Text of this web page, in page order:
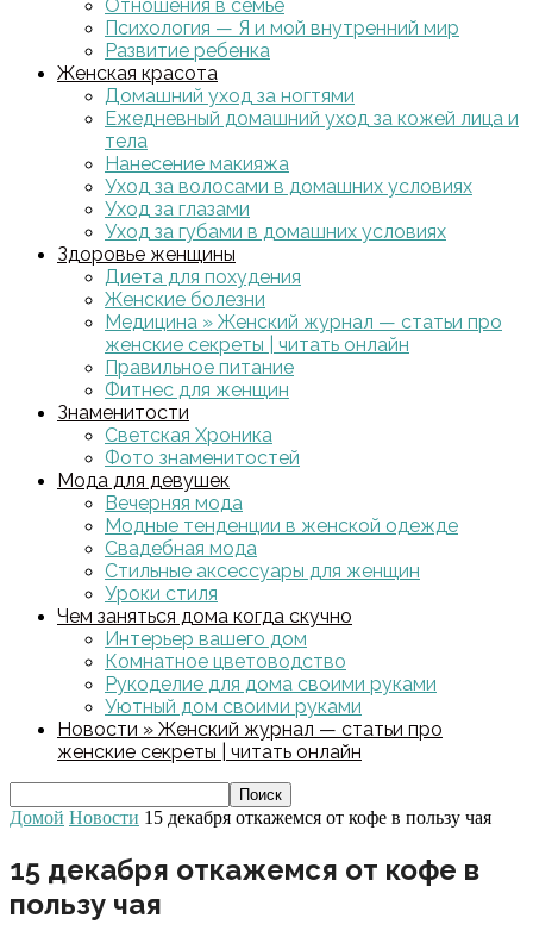
Отношения в семье
Психология — Я и мой внутренний мир
Развитие ребенка
Женская красота
Домашний уход за ногтями
Ежедневный домашний уход за кожей лица и
тела
Нанесение макияжа
Уход за волосами в домашних условиях
Уход за глазами
Уход за губами в домашних условиях
Здоровье женщины
Диета для похудения
Женские болезни
Медицина » Женский журнал — статьи про
женские секреты | читать онлайн
Правильное питание
Фитнес для женщин
Знаменитости
Светская Хроника
Фото знаменитостей
Мода для девушек
Вечерняя мода
Модные тенденции в женской одежде
Свадебная мода
Стильные аксессуары для женщин
Уроки стиля
Чем заняться дома когда скучно
Интерьер вашего дом
Комнатное цветоводство
Рукоделие для дома своими руками
Уютный дом своими руками
Новости » Женский журнал — статьи про
женские секреты | читать онлайн
Домой Новости 15 декабря откажемся от кофе в пользу чая
15 декабря откажемся от кофе в
пользу чая